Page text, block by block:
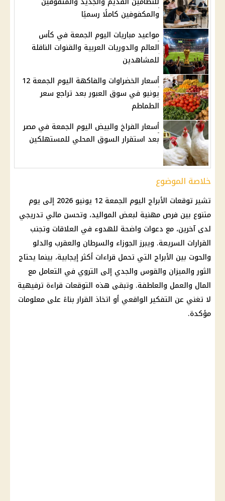
والمكفوفين كاملًا رسميًا
مواعيد مباريات اليوم الجمعة في كأس
العالم والدوريات العربية والقنوات الناقلة
للمشاهدين
أسعار الخضراوات والفاكهة اليوم الجمعة 12
يونيو في سوق العبور بعد تراجع سعر
الطماطم
أسعار الفراخ والبيض اليوم الجمعة في مصر
بعد استقرار السوق المحلي للمستهلكين
خلاصة الموضوع
تشيرتوقعات الأبراج
اليوم الجمعة 12 يونيو 2026 إلى يوم
متنوع بين فرص مهنية لبعض المواليد، وتحسن مالي تدريجي
لدى آخرين، مع دعوات واضحة للهدوء في العلاقات وتجنب
القرارات السريعة. ويبرز الجوزاء والسرطان والعقرب والدلو
والحوت بين الأبراج التي تحمل قراءات أكثر إيجابية، بينما يحتاج
الثور والميزان والقوس والجدي إلى التروي في التعامل مع
المال والعمل والعاطفة. وتبقى هذه التوقعات قراءة ترفيهية
لا تغني عن التفكير الواقعي أو اتخاذ القرار بناءً على معلومات
مؤكدة.